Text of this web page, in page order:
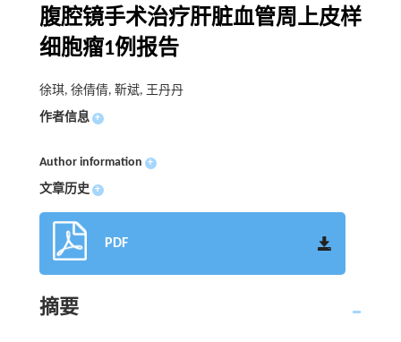
腹腔镜手术治疗肝脏血管周上皮样
细胞瘤1例报告
徐琪, 徐倩倩, 靳斌, 王丹丹
作者信息 +
Author information +
文章历史 +
PDF
摘要